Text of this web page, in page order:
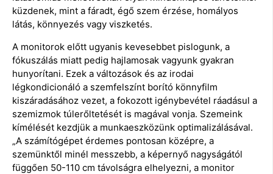
küzdenek, mint a fáradt, égő szem érzése, homályos
látás, könnyezés vagy viszketés.
A monitorok előtt ugyanis kevesebbet pislogunk, a
fókuszálás miatt pedig hajlamosak vagyunk gyakran
hunyorítani. Ezek a változások és az irodai
légkondicionáló a szemfelszínt borító könnyfilm
kiszáradásához vezet, a fokozott igénybevétel ráadásul a
szemizmok túlerőltetését is magával vonja. Szemeink
kímélését kezdjük a munkaeszközünk optimalizálásával.
„A számítógépet érdemes pontosan középre, a
szemünktől minél messzebb, a képernyő nagyságától
függően 50-110 cm távolságra elhelyezni, a monitor